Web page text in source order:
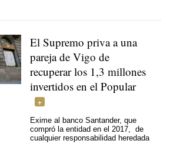
El Supremo priva a una
pareja de Vigo de
recuperar los 1,3 millones
invertidos en el Popular
Exime al banco Santander, que
compró la entidad en el 2017, de
cualquier responsabilidad heredada